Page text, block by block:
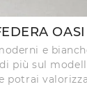
e
più sul
potrai